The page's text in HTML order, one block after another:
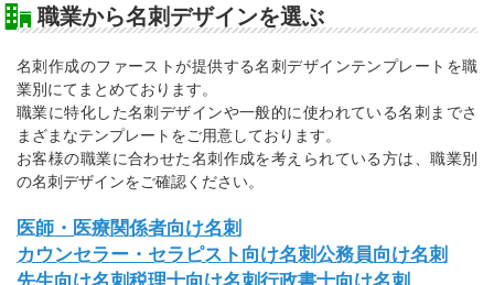
職業から名刺デザインを選ぶ
名刺作成のファーストが提供する名刺デザインテンプレートを職
業別にてまとめております。
職業に特化した名刺デザインや一般的に使われている名刺までさ
まざまなテンプレートをご用意しております。
お客様の職業に合わせた名刺作成を考えられている方は、職業別
の名刺デザインをご確認ください。
医師・医療関係者向け名刺
カウンセラー・セラピスト向け名刺公務員向け名刺
先生向け名刺税理士向け名刺行政書士向け名刺